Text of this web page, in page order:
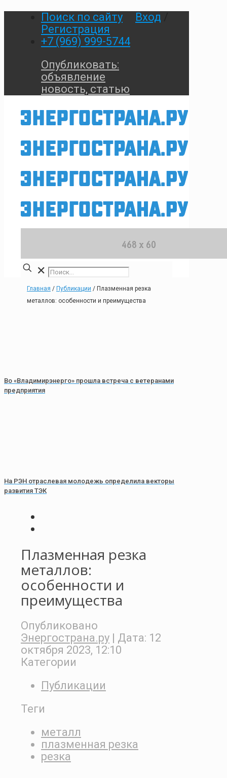
Поиск по сайту Вход
Регистрация
+7 (969) 999-5744
Опубликовать:
объявление
новость, статью
✕
Главная / Публикации / Плазменная резка
металлов: особенности и преимущества
Во «Владимирэнерго» прошла встреча с ветеранами
предприятия
На РЭН отраслевая молодежь определила векторы
развития ТЭК
Плазменная резка
металлов:
особенности и
преимущества
Опубликовано
Энергострана.ру | Дата: 12
октября 2023, 12:10
Категории
Публикации
Теги
металл
плазменная резка
резка